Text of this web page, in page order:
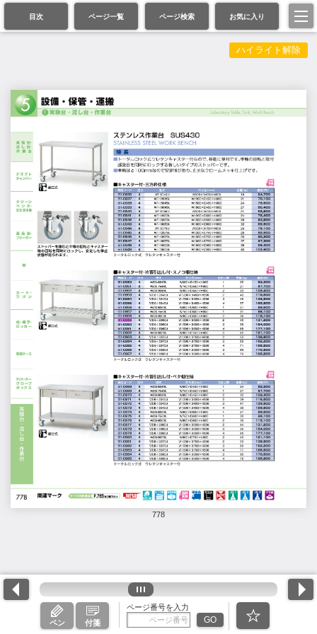
目次 ページ一覧 ページ検索 お気に入り
778
ペン 付箋
ページ番号を入力
GO
ハイライト解除